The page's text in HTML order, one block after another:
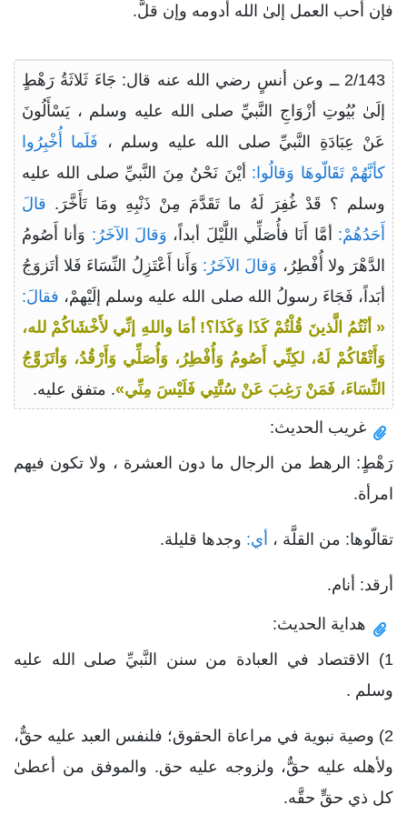
فإن أحب العمل إلىٰ الله أدومه وإن قلَّ.
2/143 ــ وعن أنسٍ رضي الله عنه قال: جَاءَ ثَلاثَةُ رَهْطٍ
إلَىٰ بُيُوتِ أزْوَاجِ النَّبيِّ صلى الله عليه وسلم ، يَسْأَلُونَ
عَنْ عِبَادَةِ النَّبيِّ صلى الله عليه وسلم ،
فَلَما أُخْبِرُوا
كأنَّهُمْ تَقَالّوهَا وَقالُوا: أيْنَ نَحْنُ مِنَ النَّبيِّ صلى الله عليه
وسلم ؟ قَدْ غُفِرَ لَهُ ما تَقَدَّمَ مِنْ ذَنْبِهِ ومَا تَأَخَّرَ. قالَ
أَحَدُهُمْ: أمَّا أَنَا فأُصَلِّي اللَّيْلَ أبداً، وَقالَ الآخَرُ: وَأنا أَصُومُ
الدَّهْرَ ولا أُفْطِرُ، وَقالَ الآخَرُ: وَأَنا أَعْتَزِلُ النِّسَاءَ فَلا أتَزوَجُ
أبَداً، فَجَاءَ رسولُ الله صلى الله عليه وسلم إلَيْهمْ، فقالَ:
« أنْتُمُ الَّذينَ قُلْتُمْ كَذَا وَكَذَا؟! أمَا واللهِ إنِّي لأَخْشَاكُمْ لله،
وَأَتْقَاكُمْ لَهُ، لكِنِّي أَصُومُ وَأُفْطِرُ، وَأُصَلِّي وَأَرْقُدُ، وَأتَزَوَّجُ
النِّسَاءَ، فَمَنْ رَغِبَ عَنْ سُنَّتِي فَلَيْسَ مِنِّي». متفق عليه.
غريب الحديث:
رَهْطٍ: الرهط من الرجال ما دون العشرة ، ولا تكون فيهم
امرأة.
تقالّوها: من القلَّة ، أي: وجدها قليلة.
أرقد: أنام.
هداية الحديث:
1) الاقتصاد في العبادة من سنن النَّبيِّ صلى الله عليه
وسلم .
2) وصية نبوية في مراعاة الحقوق؛ فلنفس العبد عليه حقٌّ،
ولأهله عليه حقٌّ، ولزوجه عليه حق. والموفق من أعطىٰ
كل ذي حقٍّ حقَّه.